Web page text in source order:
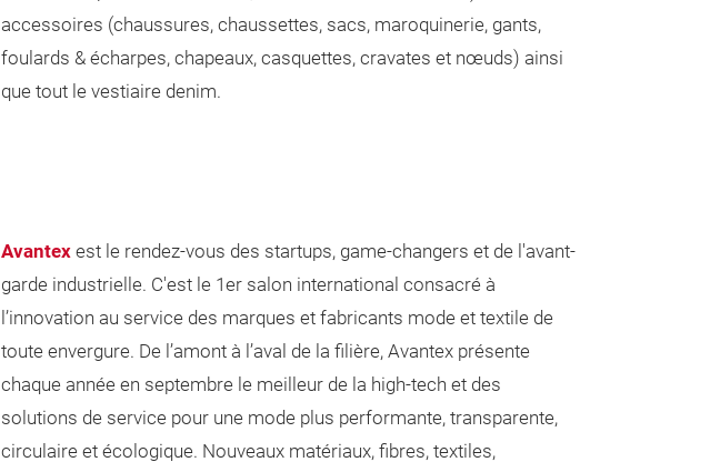
accessoires (chaussures, chaussettes, sacs, maroquinerie, gants,
foulards & écharpes, chapeaux, casquettes, cravates et nœuds) ainsi
que tout le vestiaire denim.
Avantex est le rendez-vous des startups, game-changers et de l'avant-
garde industrielle. C'est le 1er salon international consacré à
l’innovation au service des marques et fabricants mode et textile de
toute envergure. De l’amont à l’aval de la filière, Avantex présente
chaque année en septembre le meilleur de la high-tech et des
solutions de service pour une mode plus performante, transparente,
circulaire et écologique. Nouveaux matériaux, fibres, textiles,